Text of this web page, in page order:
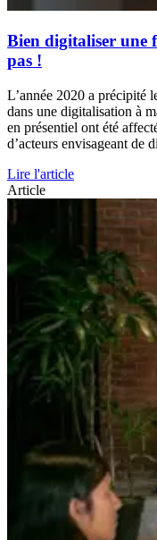
Bien digitaliser une
pas !
L’année 2020 a précipité
dans une digitalisation à
en présentiel ont été
d’acteurs envisageant de
Lire l'article
Article